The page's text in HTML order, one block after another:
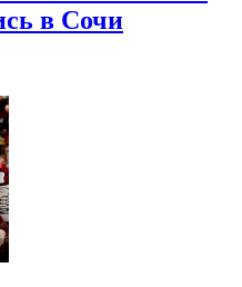
в Сочи